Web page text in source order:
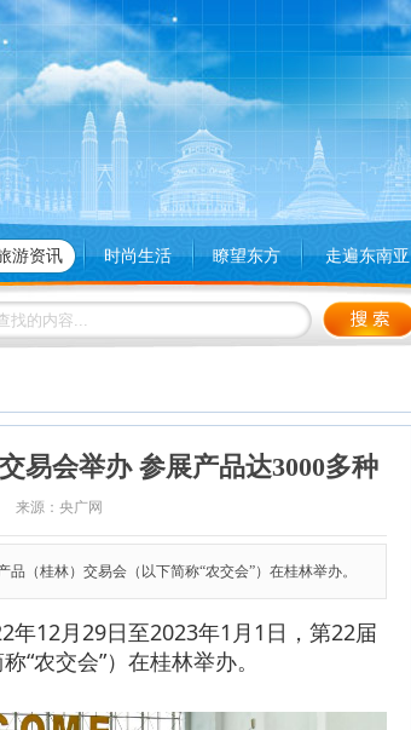
游资讯 时尚生活 瞭望东方 走遍东南亚
易会举办 参展产品达3000多种
来源：央广网
品（桂林）交易会（以下简称“农交会”）在桂林举办。
年12月29日至2023年1月1日，第22届
“农交会”）在桂林举办。